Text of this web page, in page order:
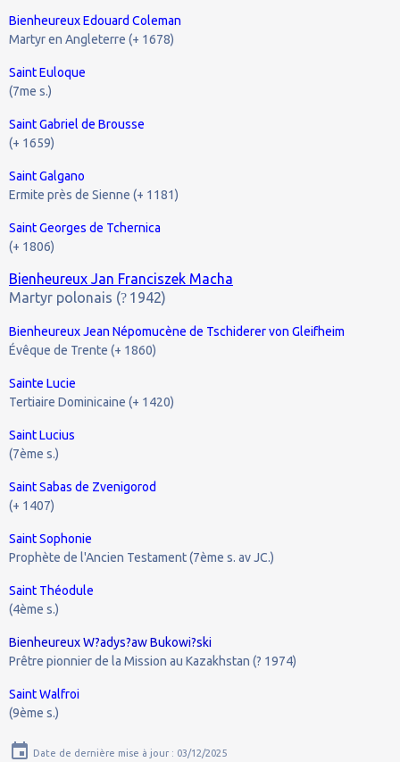
Bienheureux Edouard Coleman
Martyr en Angleterre (+ 1678)
Saint Euloque
(7me s.)
Saint Gabriel de Brousse
(+ 1659)
Saint Galgano
Ermite près de Sienne (+ 1181)
Saint Georges de Tchernica
(+ 1806)
Bienheureux Jan Franciszek Macha
Martyr polonais (? 1942)
Bienheureux Jean Népomucène de Tschiderer von Gleifheim
Évêque de Trente (+ 1860)
Sainte Lucie
Tertiaire Dominicaine (+ 1420)
Saint Lucius
(7ème s.)
Saint Sabas de Zvenigorod
(+ 1407)
Saint Sophonie
Prophète de l'Ancien Testament (7ème s. av JC.)
Saint Théodule
(4ème s.)
Bienheureux W?adys?aw Bukowi?ski
Prêtre pionnier de la Mission au Kazakhstan (? 1974)
Saint Walfroi
(9ème s.)
Date de dernière mise à jour : 03/12/2025